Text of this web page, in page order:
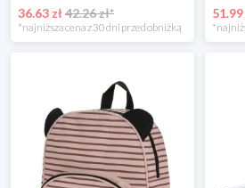
36.63 zł42.26 zł*
*najniższa cena z 30 dni przed obniżką
51.99